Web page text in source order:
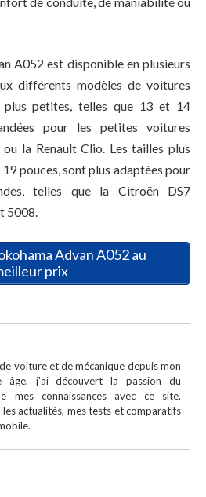
A052 est disponible en plusieurs
différents modèles de voitures
plus petites, telles que 13 et 14
pour les petites voitures
la Renault Clio. Les tailles plus
pouces, sont plus adaptées pour
telles que la Citroën DS7
5008.
Advan A052 au
prix
voiture et de mécanique depuis mon
âge, j'ai découvert la passion du
mes connaissances avec ce site.
les actualités, mes tests et comparatifs